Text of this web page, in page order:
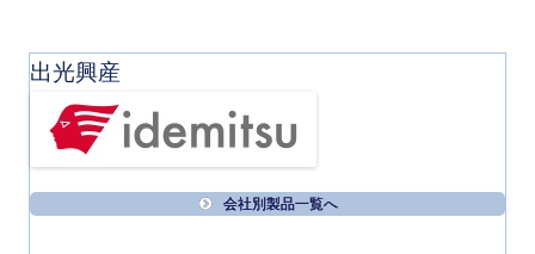
出光興産
会社別製品一覧へ